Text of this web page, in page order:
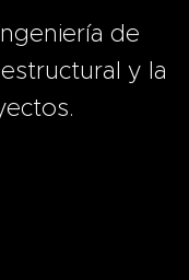
de
y la